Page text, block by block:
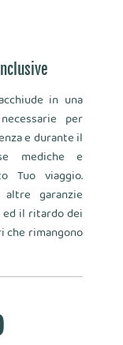
in una
per
e durante il
mediche e
Tuo viaggio.
garanzie
il ritardo dei
che rimangono